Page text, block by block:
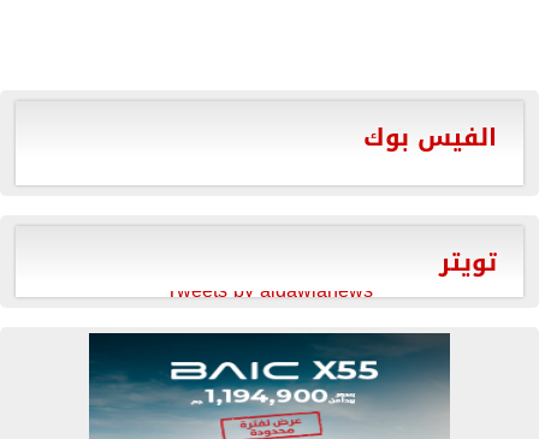
الفيس بوك
تويتر
Tweets by aldawlanews